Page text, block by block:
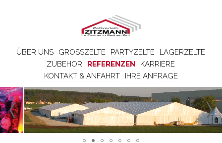
ÜBER UNS GROSSZELTE PARTYZELTE
LAGERZELTE
ZUBEHÖR
REFERENZEN
KARRIERE
KONTAKT & ANFAHRT
IHRE ANFRAGE